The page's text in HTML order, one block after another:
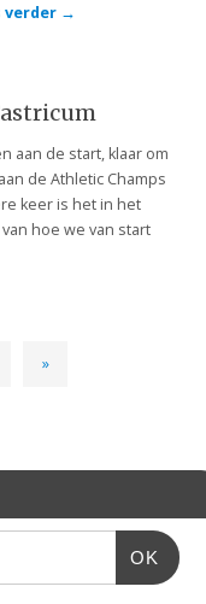
verder →
aan de start, klaar om
de Athletic Champs
keer is het in het
hoe we van start
»
OK